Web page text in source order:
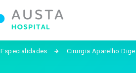
Especialidades Cirurgia Aparelho